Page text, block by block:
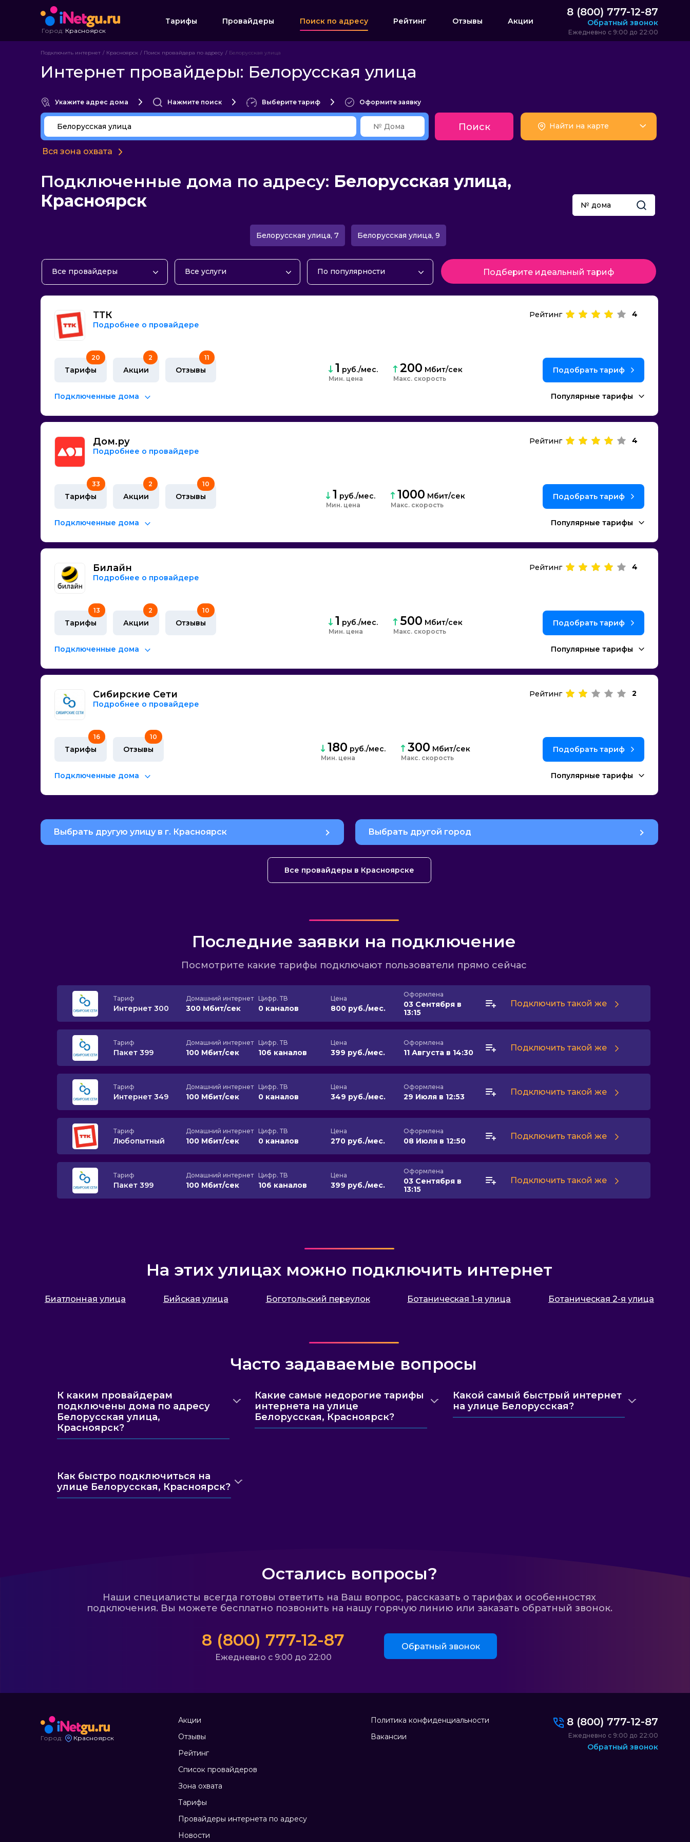
Город: Красноярск
Тарифы Провайдеры Поиск по адресу Рейтинг Отзывы Акции
8 (800) 777-12-87
Обратный звонок
Ежедневно с 9:00 до 22:00
Подключить интернет Красноярск Поиск провайдера по адресу Белорусская улица
Интернет провайдеры: Белорусская улица
Укажите адрес дома Нажмите поиск Выберите тариф Оформите заявку
Поиск Найти на карте
Вся зона охвата
Подключенные дома по адресу: Белорусская улица,
Красноярск
Белорусская улица, 7 Белорусская улица, 9
Все провайдеры
Сибирские Сети
ТТК
Все услуги
Домашний интернет и ТВ
По количеству тарифов
По количеству отзывов
По популярности Подберите идеальный тариф
ТТК
Подробнее о провайдере
Рейтинг 4
Тарифы
20
Акции
2
Отзывы
11
1 руб./мес.
Мин. цена
200 Мбит/сек
Макс. скорость
Подобрать тариф
Подключенные дома Популярные тарифы
Дом.ру
Подробнее о провайдере
Рейтинг 4
Тарифы
33
Акции
2
Отзывы
10
1 руб./мес.
Мин. цена
1000 Мбит/сек
Макс. скорость
Подобрать тариф
Подключенные дома Популярные тарифы
Билайн
Подробнее о провайдере
Рейтинг 4
Тарифы
13
Акции
2
Отзывы
10
1 руб./мес.
Мин. цена
500 Мбит/сек
Макс. скорость
Подобрать тариф
Подключенные дома Популярные тарифы
Сибирские Сети
Подробнее о провайдере
Рейтинг 2
Тарифы
16
Отзывы
10
180 руб./мес.
Мин. цена
300 Мбит/сек
Макс. скорость
Подобрать тариф
Подключенные дома Популярные тарифы
Выбрать другую улицу в г. Красноярск Выбрать другой город
Все провайдеры в Красноярске
Последние заявки на подключение
Посмотрите какие тарифы подключают пользователи прямо сейчас
Тариф
Интернет 300
Домашний интернет
300 Мбит/сек
Цифр. ТВ
0 каналов
Цена
800 руб./мес.
Оформлена
03 Сентября в
13:15
Подключить такой же
Тариф
Пакет 399
Домашний интернет
100 Мбит/сек
Цифр. ТВ
106 каналов
Цена
399 руб./мес.
Оформлена
11 Августа в 14:30 Подключить такой же
Тариф
Интернет 349
Домашний интернет
100 Мбит/сек
Цифр. ТВ
0 каналов
Цена
349 руб./мес.
Оформлена
29 Июля в 12:53 Подключить такой же
Тариф
Любопытный
Домашний интернет
100 Мбит/сек
Цифр. ТВ
0 каналов
Цена
270 руб./мес.
Оформлена
08 Июля в 12:50 Подключить такой же
Тариф
Пакет 399
Домашний интернет
100 Мбит/сек
Цифр. ТВ
106 каналов
Цена
399 руб./мес.
Оформлена
03 Сентября в
13:15
Подключить такой же
На этих улицах можно подключить интернет
Биатлонная улица Бийская улица Боготольский переулок Ботаническая 1-я улица Ботаническая 2-я улица
Часто задаваемые вопросы
К каким провайдерам
подключены дома по адресу
Белорусская улица,
Красноярск?
Какие самые недорогие тарифы
интернета на улице
Белорусская, Красноярск?
Какой самый быстрый интернет
на улице Белорусская?
Как быстро подключиться на
улице Белорусская, Красноярск?
Остались вопросы?
Наши специалисты всегда готовы ответить на Ваш вопрос, рассказать о тарифах и особенностях
подключения. Вы можете бесплатно позвонить на нашу горячую линию или заказать обратный звонок.
8 (800) 777-12-87
Ежедневно с 9:00 до 22:00
Обратный звонок
Город: Красноярск
Акции
Отзывы
Рейтинг
Список провайдеров
Зона охвата
Тарифы
Провайдеры интернета по адресу
Новости
Политика конфиденциальности
Вакансии
8 (800) 777-12-87
Ежедневно с 9:00 до 22:00
Обратный звонок